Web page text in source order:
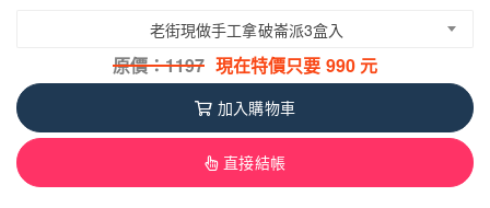
老街現做手工拿破崙派3盒入
原價：1197 現在特價只要 990 元
加入購物車
直接結帳